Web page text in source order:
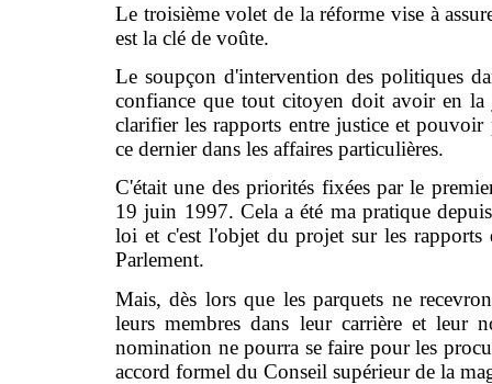
Le troisième volet de la réforme vise à
est la clé de voûte.
Le soupçon d'intervention des politiques
confiance que tout citoyen doit avoir en la
clarifier les rapports entre justice et
ce dernier dans les affaires particulières.
C'était une des priorités fixées par le
19 juin 1997. Cela a été ma pratique
loi et c'est l'objet du projet sur les
Parlement.
Mais, dès lors que les parquets ne
leurs membres dans leur carrière et leur
nomination ne pourra se faire pour les
accord formel du Conseil supérieur de la